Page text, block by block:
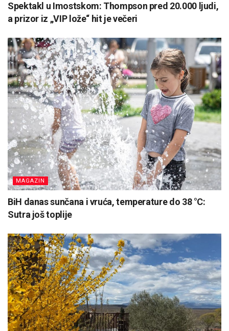
Spektakl u Imostskom: Thompson pred 20.000 ljudi,
a prizor iz „VIP lože“ hit je večeri
MAGAZIN
BiH danas sunčana i vruća, temperature do 38 °C:
Sutra još toplije